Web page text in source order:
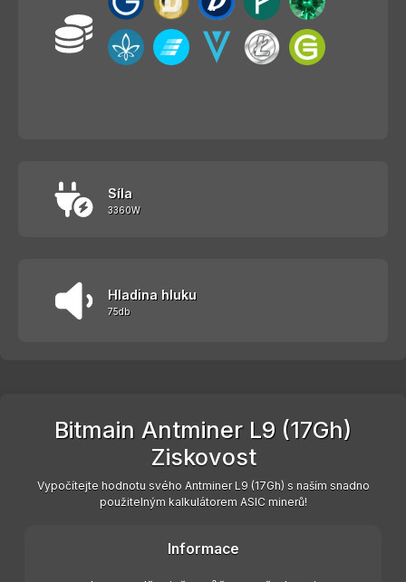
Síla
3360W
Hladina hluku
75db
Bitmain Antminer L9 (17Gh)
Ziskovost
Vypočítejte hodnotu svého Antminer L9 (17Gh) s naším snadno
použitelným kalkulátorem ASIC minerů!
Informace